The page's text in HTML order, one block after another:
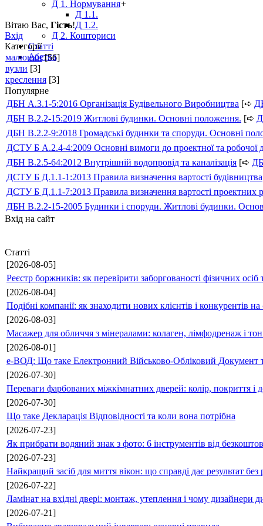
Д 1. Нормування+
Д 1.1.
Д 1.2.
Д 2. Кошториси
Статті
Абетка
Вітаю Вас, Гість!
Вхід
Категорії
малюнки [56]
вузли [3]
креслення [3]
Популярне
ДБН А.3.1-5:2016 Організація Будівельного Виробництва [➪
ДБН В.2.2-15:2019 Житлові будинки. Основні положення. [➪
ДБН В.2.2-9:2018 Громадські будинки та споруди. Основні
ДСТУ Б А.2.4-4:2009 Основні вимоги до проектної та робочої
ДБН В.2.5-64:2012 Внутрішній водопровід та каналізація [➪
ДСТУ Б Д.1.1-1:2013 Правила визначення вартості будівництва
ДСТУ Б Д.1.1-7:2013 Правила визначення вартості проектних
ДБН В.2.2-15-2005 Будинки і споруди. Житлові будинки.
Вхід на сайт
Статті
[2026-08-05]
Реєстр боржників: як перевірити заборгованості фізичних осіб
[2026-08-04]
Подібні компанії: як знаходити нових клієнтів і конкурентів
[2026-08-03]
Масажер для обличчя з мінералами: колаген, лімфодренаж і
[2026-08-01]
е-ВОД: Що таке Електронний Військово-Обліковий Документ
[2026-07-30]
Переваги фарбованих міжкімнатних дверей: колір, покриття і
[2026-07-30]
Що таке Декларація Відповідності та коли вона потрібна
[2026-07-23]
Як прибрати водяний знак з фото: 6 інструментів від
[2026-07-23]
Найкращий засіб для миття вікон: що справді дає результат без
[2026-07-22]
Ламінат на вхідні двері: монтаж, утеплення і чому дизайнери
[2026-07-21]